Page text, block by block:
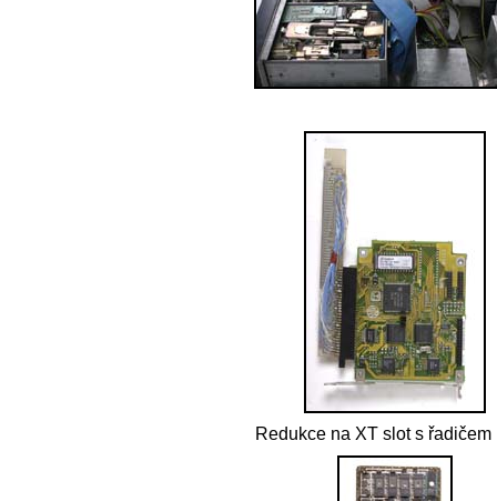
Redukce na XT slot s řadičem